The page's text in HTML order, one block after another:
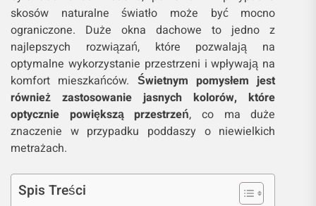
skosów naturalne światło może być mocno
ograniczone. Duże okna dachowe to jedno z
najlepszych rozwiązań, które pozwalają na
optymalne wykorzystanie przestrzeni i wpływają na
komfort mieszkańców. Świetnym pomysłem jest
również zastosowanie jasnych kolorów, które
optycznie powiększą przestrzeń, co ma duże
znaczenie w przypadku poddaszy o niewielkich
metrażach.
Spis Treści